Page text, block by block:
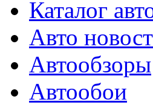
Каталог
Авто
Автообзоры
Автообои